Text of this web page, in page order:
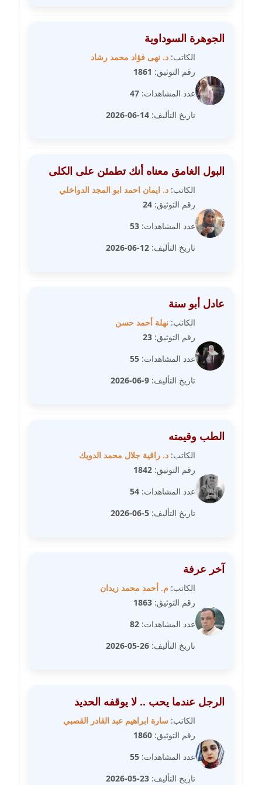
مدونة عبد الكريم موسى
عاملة
مدونة عبد الوهاب بدر
عاملة
مدونة عبير بسيوني
عاملة
مدونة عبير عبد الرحيم (ماعت)
عاملة
مدونة عبير عزاوي
عاملة
مدونة عبير مصطفى
عاملة
مدونة عزة الأمير
عاملة
مدونة عطا الله حسب الله
عاملة
مدونة عفاف حسين
عاملة
مدونة علا الأزوك
عاملة
مدونة علاء سرحان
مدونة علي الفشني
عاملة
مدونة عماد مصباح
الجوهرة السوداوية
الكاتب: د. نهى فؤاد محمد رشاد
رقم التوثيق: 1861
عدد المشاهدات: 47
تاريخ التأليف: 14-06-2026
البول الغامق معناه أنك تطمئن على الكلى
الكاتب: د. ايمان احمد ابو المجد الدواخلي
رقم التوثيق: 24
عدد المشاهدات: 53
تاريخ التأليف: 12-06-2026
عادل أبو سنة
الكاتب: نهلة أحمد حسن
رقم التوثيق: 23
عدد المشاهدات: 55
تاريخ التأليف: 9-06-2026
الطب وقيمته
الكاتب: د. راقية جلال محمد الدويك
رقم التوثيق: 1842
عدد المشاهدات: 54
تاريخ التأليف: 5-06-2026
آخر عرفة
الكاتب: م. أحمد محمد زيدان
رقم التوثيق: 1863
عدد المشاهدات: 82
تاريخ التأليف: 26-05-2026
الرجل عندما يحب .. لا يوقفه الحديد
الكاتب: سارة ابراهيم عبد القادر القصبي
رقم التوثيق: 1860
عدد المشاهدات: 55
تاريخ التأليف: 23-05-2026